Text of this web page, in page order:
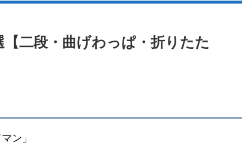
二段・曲げわっぱ・折りたた
ン」